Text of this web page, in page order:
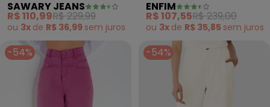
Sawary
SAWARY JEANS
R$ 110,99R$ 229,99
ou 3x de R$ 36,99 sem juros
Animal Print
ENFIM
R$ 107,55R$ 239,00
ou 3x de R$ 35,85 sem juros
-54% -54%